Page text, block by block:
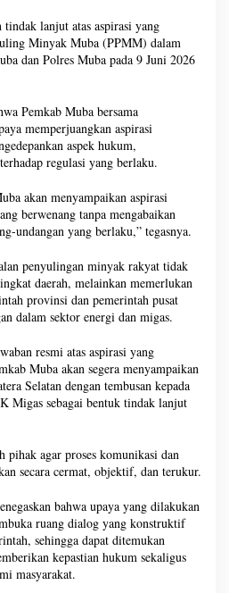
lanjut atas aspirasi yang
Minyak Muba (PPMM) dalam
dan Polres Muba pada 9 Juni 2026
Pemkab Muba bersama
memperjuangkan aspirasi
aspek hukum,
regulasi yang berlaku.
akan menyampaikan aspirasi
berwenang tanpa mengabaikan
undangan yang berlaku,” tegasnya.
penyulingan minyak rakyat tidak
daerah, melainkan memerlukan
provinsi dan pemerintah pusat
dalam sektor energi dan migas.
resmi atas aspirasi yang
Muba akan segera menyampaikan
Selatan dengan tembusan kepada
Migas sebagai bentuk tindak lanjut
pihak agar proses komunikasi dan
secara cermat, objektif, dan terukur.
bahwa upaya yang dilakukan
ruang dialog yang konstruktif
sehingga dapat ditemukan
kepastian hukum sekaligus
masyarakat.